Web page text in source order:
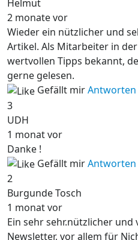
Helmut
2 monate vor
Wieder ein nützlicher und
Artikel. Als Mitarbeiter in
wertvollen Tipps bekannt,
gerne gelesen.
Gefällt mirAntworten
3
UDH
1 monat vor
Danke !
Gefällt mirAntworten
2
Burgunde Tosch
1 monat vor
Ein sehr sehr.nützlicher
Newsletter, vor allem für